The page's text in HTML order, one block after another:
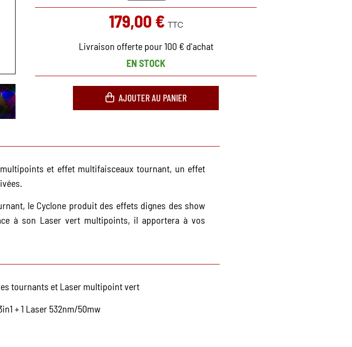
179,00 € TTC
Livraison offerte pour 100 € d'achat
EN STOCK
AJOUTER AU PANIER
et effet multifaisceaux tournant, un effet
le Cyclone produit des effets dignes des show
à son Laser vert multipoints, il apportera à vos
tournants et Laser multipoint vert
+ 1 Laser 532nm/50mw